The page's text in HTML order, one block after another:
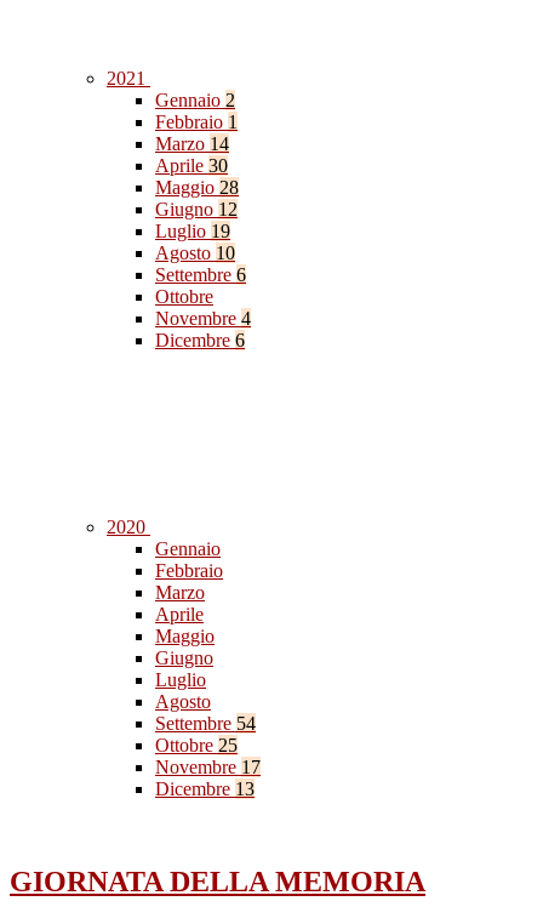
2021
Gennaio 2
Febbraio 1
Marzo 14
Aprile 30
Maggio 28
Giugno 12
Luglio 19
Agosto 10
Settembre 6
Ottobre
Novembre 4
Dicembre 6
2020
Gennaio
Febbraio
Marzo
Aprile
Maggio
Giugno
Luglio
Agosto
Settembre 54
Ottobre 25
Novembre 17
Dicembre 13
GIORNATA DELLA MEMORIA